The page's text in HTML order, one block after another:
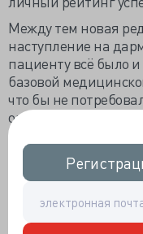
Между тем новая
наступление на
пациенту всё было
базовой
что бы не
оплату счетов ЛПУ
помощь. Минздрав
медиков надо в
комиссией по
финансового
необходимое.